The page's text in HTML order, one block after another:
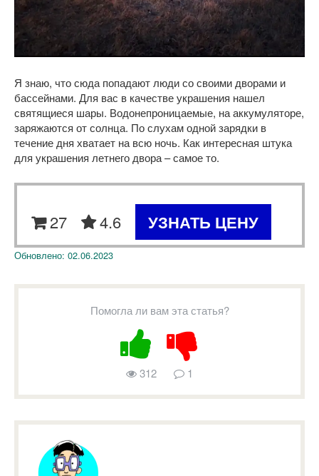
Я знаю, что сюда попадают люди со своими дворами и
бассейнами. Для вас в качестве украшения нашел
святящиеся шары. Водонепроницаемые, на аккумуляторе,
заряжаются от солнца. По слухам одной зарядки в
течение дня хватает на всю ночь. Как интересная штука
для украшения летнего двора – самое то.
27 4.6 УЗНАТЬ ЦЕНУ
Обновлено: 02.06.2023
Помогла ли вам эта статья?
312 1